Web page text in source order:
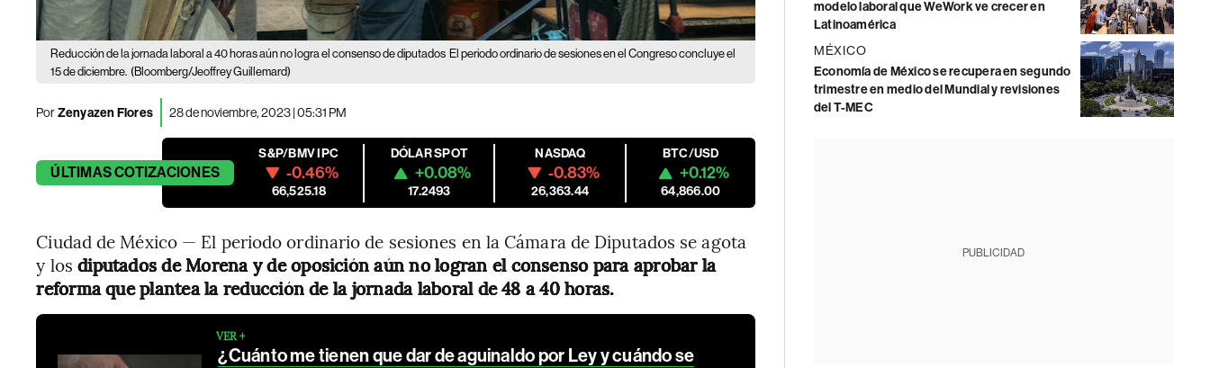
Reducción de la jornada laboral a 40 horas aún no logra el consenso de diputados El periodo ordinario de sesiones en el Congreso concluye el
15 de diciembre. (Bloomberg/Jeoffrey Guillemard)
PorZenyazen Flores 28 de noviembre, 2023 | 05:31 PM
ÚLTIMASCOTIZACIONES
S&P/BMV IPC
-0.46%
66,525.18
DÓLAR SPOT
+0.08%
17.2493
NASDAQ
-0.83%
26,363.44
BTC/USD
+0.12%
64,866.00
Ciudad de México — El periodo ordinario de sesiones en la Cámara de Diputados se agota
y los diputados de Morena y de oposición aún no logran el consenso para aprobar la
reforma que plantea la reducción de la jornada laboral de 48 a 40 horas.
VER +
¿Cuánto me tienen que dar de aguinaldo por Ley y cuándo se
modelo laboral que WeWork ve crecer en
Latinoamérica
MÉXICO
Economía de México se recupera en segundo
trimestre en medio del Mundial y revisiones
del T-MEC
PUBLICIDAD